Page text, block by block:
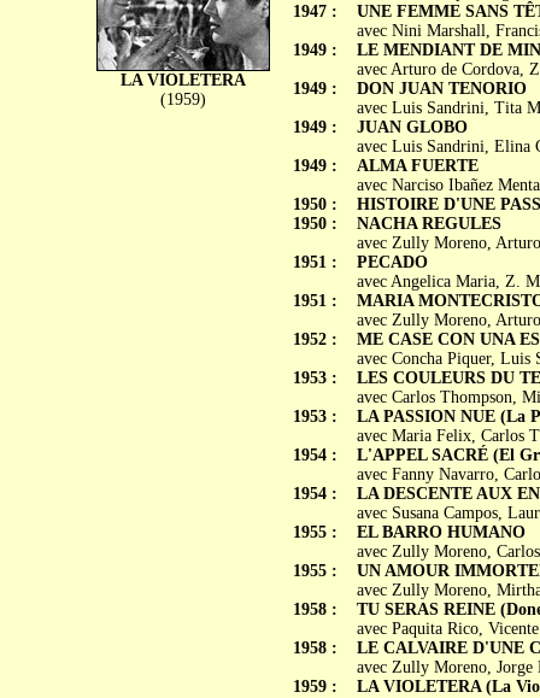
LA VIOLETERA
(1959)
1947 :
1949 :
1949 :
1949 :
1949 :
1950 :
1950 :
1951 :
1951 :
1952 :
1953 :
1953 :
1954 :
1954 :
1955 :
1955 :
1958 :
1958 :
1959 :
UNE FEMME SANS
avec Nini Marshall,
LE MENDIANT DE
avec Arturo de Cordova,
DON JUAN TENORIO
avec Luis Sandrini, Tita
JUAN GLOBO
avec Luis Sandrini, Elina
ALMA FUERTE
avec Narciso Ibañez
HISTOIRE D'UNE
NACHA REGULES
avec Zully Moreno,
PECADO
avec Angelica Maria, Z.
MARIA
avec Zully Moreno,
ME CASE CON UNA
avec Concha Piquer, Luis
LES COULEURS DU
avec Carlos Thompson,
LA PASSION NUE (La
avec Maria Felix, Carlos
L'APPEL SACRÉ (El
avec Fanny Navarro,
LA DESCENTE AUX
avec Susana Campos,
EL BARRO HUMANO
avec Zully Moreno,
UN AMOUR
avec Zully Moreno,
TU SERAS REINE
avec Paquita Rico,
LE CALVAIRE D'UNE
avec Zully Moreno, Jorge
LA VIOLETERA (La